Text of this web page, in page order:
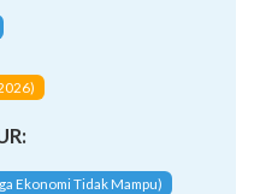
Ekonomi Tidak Mampu)